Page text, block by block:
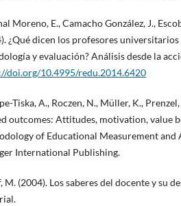
Moreno, E., Camacho González, J.,
¿Qué dicen los profesores
y evaluación? Análisis desde la
doi.org/10.4995/redu.2014.6420
Tiska, A., Roczen, N., Müller, K.,
outcomes: Attitudes, motivation, value
of Educational Measurement and
International Publishing.
M. (2004). Los saberes del docente y su